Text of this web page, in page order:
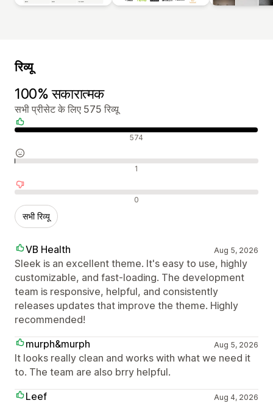
रिव्यू
100% सकारात्मक
सभी प्रीसेट के लिए 575 रिव्यू
सकारात्मक रिव्यू 574
न्यूट्रल रिव्यू 1
नकारात्मक रिव्यू 0
सभी रिव्यू
VB Health Aug 5, 2026
Sleek is an excellent theme. It's easy to use, highly
customizable, and fast-loading. The development
team is responsive, helpful, and consistently
releases updates that improve the theme. Highly
recommended!
murph&murph
Aug 5, 2026
It looks really clean and works with what we need it
to. The team are also brry helpful.
Leef
Aug 4, 2026